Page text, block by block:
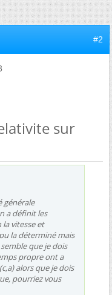
#2
sur
générale
a définit les
vitesse et
la déterminé mais
que je dois
propre ont a
alors que je dois
pourriez vous